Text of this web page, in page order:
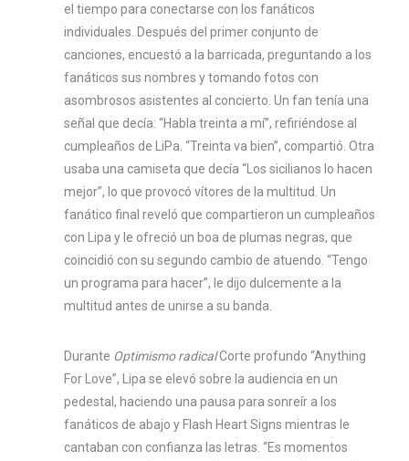
el tiempo para conectarse con los fanáticos
individuales. Después del primer conjunto de
canciones, encuestó a la barricada, preguntando a los
fanáticos sus nombres y tomando fotos con
asombrosos asistentes al concierto. Un fan tenía una
señal que decía: “Habla treinta a mí”, refiriéndose al
cumpleaños de LiPa. “Treinta va bien”, compartió. Otra
usaba una camiseta que decía “Los sicilianos lo hacen
mejor”, lo que provocó vítores de la multitud. Un
fanático final reveló que compartieron un cumpleaños
con Lipa y le ofreció un boa de plumas negras, que
coincidió con su segundo cambio de atuendo. “Tengo
un programa para hacer”, le dijo dulcemente a la
multitud antes de unirse a su banda.
Durante Optimismo radicalCorte profundo “Anything
For Love”, Lipa se elevó sobre la audiencia en un
pedestal, haciendo una pausa para sonreír a los
fanáticos de abajo y Flash Heart Signs mientras le
cantaban con confianza las letras. “Es momentos